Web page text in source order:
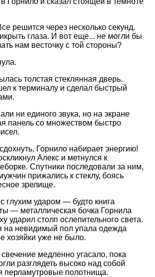
решится через несколько секунд.
глаза. И вот еще... не могли бы
нам весточку с той стороны?
толстая стеклянная дверь.
к терминалу и сделал быстрый
ни единого звука, но на экране
панель со множеством быстро
Горнило набирает энергию!
Алекс и метнулся к
Спутники последовали за ним,
прижались к стеклу, боясь
зрелище.
глухим ударом — будто книга
— металлическая бочка Горнила
ударил столп ослепительного света.
на невидимый пол упала одежда
хозяйки уже не было.
медленно угасало, пока
разглядеть высоко над собой
перламутровые полотнища.